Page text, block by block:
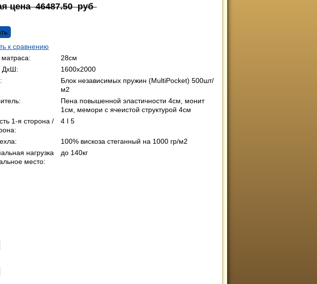
цена 46487.50 руб
к сравнению
28см
ДхШ:
1600х2000
Блок независимых пружин (MultiPocket) 500шт/
м2
Пена повышенной эластичности 4см, монит
1см, мемори с ячеистой структурой 4см
1-я сторона /
4 I 5
100% вискоза стеганный на 1000 гр/м2
нагрузка
место:
до 140кг